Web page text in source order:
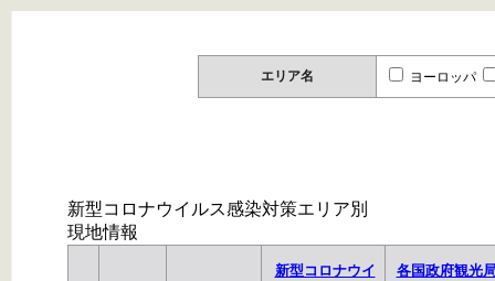
エリア名 ヨーロッパ
新型コロナウイルス感染対策エリア別
現地情報
新型コロナウイ
各国政府観光